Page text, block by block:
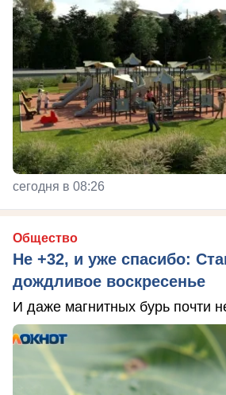
сегодня в 08:26
Общество
Не +32, и уже спасибо:
дождливое воскресенье
И даже магнитных бурь почти